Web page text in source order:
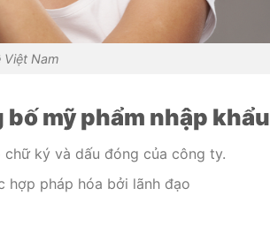
Việt Nam
mỹ phẩm nhập khẩu
ký và dấu đóng của công ty.
hợp pháp hóa bởi lãnh đạo